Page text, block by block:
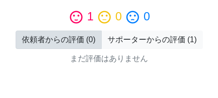
sentiment_satisfied 1 sentiment_neutral 0 sentiment_dissatisfied 0
依頼者からの評価 (0) サポーターからの評価 (1)
まだ評価はありません